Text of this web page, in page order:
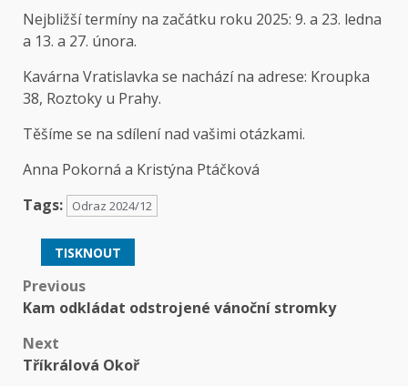
Nejbližší termíny na začátku roku 2025: 9. a 23. ledna
a 13. a 27. února.
Kavárna Vratislavka se nachází na adrese: Kroupka
38, Roztoky u Prahy.
Těšíme se na sdílení nad vašimi otázkami.
Anna Pokorná a Kristýna Ptáčková
Tags:
Odraz 2024/12
TISKNOUT
Post
Previous
Kam odkládat odstrojené vánoční stromky
Next
Tříkrálová Okoř